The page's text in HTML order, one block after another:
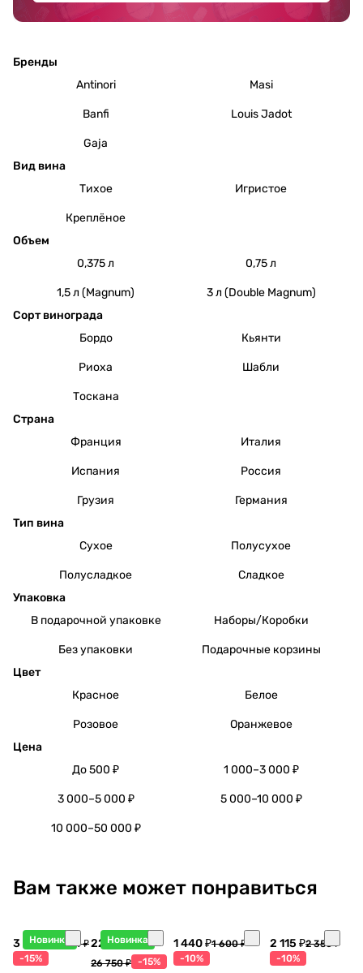
Бренды
Antinori
Masi
Banfi Louis Jadot
Gaja
Вид вина
Тихое
Игристое
Креплёное
Объем
0,375 л
0,75 л
1,5 л (Magnum)
3 л (Double Magnum)
Сорт винограда
Бордо
Кьянти
Риоха Шабли
Тоскана
Страна
Франция
Италия
Испания Россия
Грузия
Германия
Тип вина
Сухое
Полусухое
Полусладкое
Сладкое
Упаковка
В подарочной упаковке
Наборы/Коробки
Без упаковки
Подарочные корзины
Цвет
Красное
Белое
Розовое
Оранжевое
Цена
До 500 ₽
1 000–3 000 ₽
3 000–5 000 ₽ 5 000–10 000 ₽
10 000–50 000 ₽
Вам также может понравиться
Новинка
3 998 ₽4 704 ₽
-15%
Новинка
22 738 ₽
26 750 ₽ -15%
1 440 ₽1 600 ₽
-10%
2 115 ₽2 350 ₽
-10%